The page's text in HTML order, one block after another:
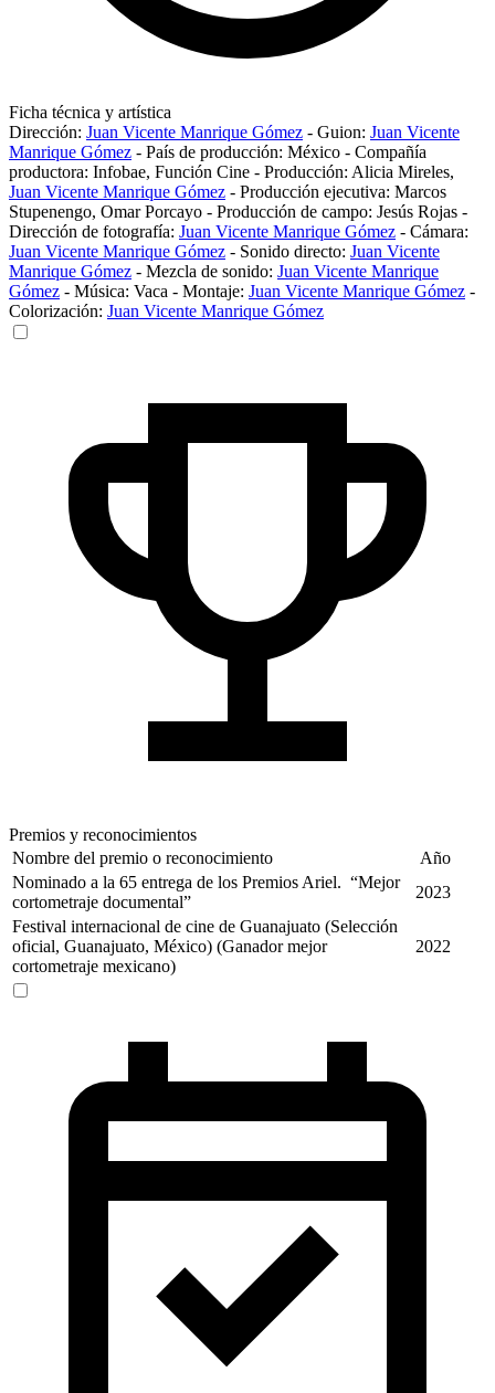
Ficha técnica y artística
Dirección: Juan Vicente Manrique Gómez - Guion: Juan Vicente
Manrique Gómez - País de producción: México - Compañía
productora: Infobae, Función Cine - Producción: Alicia Mireles,
Juan Vicente Manrique Gómez - Producción ejecutiva: Marcos
Stupenengo, Omar Porcayo - Producción de campo: Jesús Rojas -
Dirección de fotografía: Juan Vicente Manrique Gómez - Cámara:
Juan Vicente Manrique Gómez - Sonido directo: Juan Vicente
Manrique Gómez - Mezcla de sonido: Juan Vicente Manrique
Gómez - Música: Vaca - Montaje: Juan Vicente Manrique Gómez -
Colorización: Juan Vicente Manrique Gómez
Premios y reconocimientos
Nombre del premio o reconocimiento
Año
Nominado a la 65 entrega de los Premios Ariel. “Mejor
cortometraje documental”
2023
Festival internacional de cine de Guanajuato (Selección
oficial, Guanajuato, México) (Ganador mejor
cortometraje mexicano)
2022